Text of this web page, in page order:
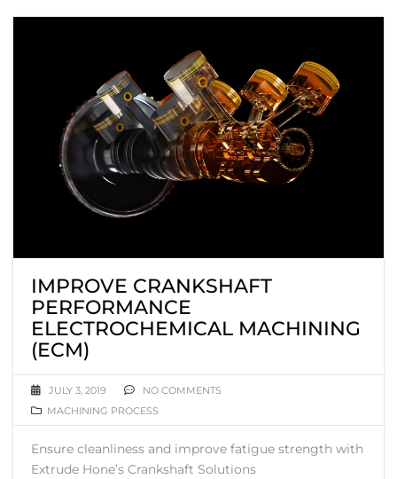
IMPROVE CRANKSHAFT
PERFORMANCE
ELECTROCHEMICAL MACHINING
(ECM)
JULY 3, 2019
NO COMMENTS
MACHINING PROCESS
Ensure cleanliness and improve fatigue strength with
Extrude Hone’s Crankshaft Solutions